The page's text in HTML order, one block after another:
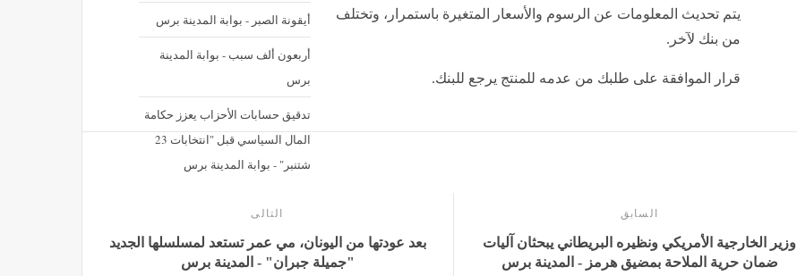
أيقونة الصبر - بوابة المدينة برس
أربعون ألف سبب - بوابة المدينة
برس
تدقيق حسابات الأحزاب يعزز حكامة
المال السياسي قبل "انتخابات 23
شتنبر" - بوابة المدينة برس
يتم تحديث المعلومات عن الرسوم والأسعار المتغيرة باستمرار، وتختلف
من بنك لآخر.
قرار الموافقة على طلبك من عدمه للمنتج يرجع للبنك.
السابق
وزير الخارجية الأمريكي ونظيره البريطاني يبحثان آليات
ضمان حرية الملاحة بمضيق هرمز - المدينة برس
التالى
بعد عودتها من اليونان، مي عمر تستعد لمسلسلها الجديد
"جميلة جبران" - المدينة برس